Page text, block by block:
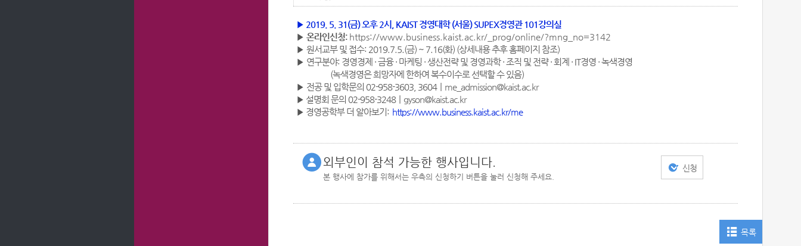
▶ 2019. 5. 31(금) 오후2시 , KAIST 경영대학 (서울) SUPEX경영관 101강의실
▶ 온라인신청: https://www.business.kaist.ac.kr/_prog/online/?mng_no=3142
▶ 원서교부 및 접수: 2019.7.5.(금) ~ 7.16(화) (상세내용 추후 홈페이지 참조)
▶ 연구분야: 경영경제 · 금융 · 마케팅 · 생산전략 및 경영과학 · 조직 및 전략 · 회계 · IT경영 · 녹색경영
(녹색경영은 희망자에 한하여 복수이수로 선택할 수 있음)
▶ 전공 및 입학문의 02-958-3603, 3604ㅣ me_admission@kaist.ac.kr
▶ 설명회 문의 02-958-3248ㅣ gyson@kaist.ac.kr
▶ 경영공학부 더 알아보기 : https://www.business.kaist.ac.kr/me
외부인이 참석 가능한 행사입니다.
본 행사에 참가를 위해서는 우측의신청하기 버튼을 눌러 신청해 주세요.
신청
목록